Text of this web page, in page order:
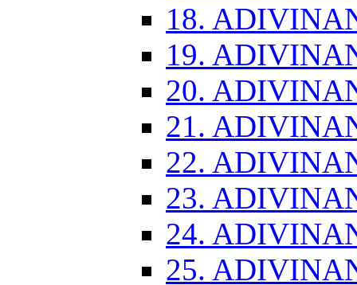
18.
19.
20.
21.
22.
23.
24.
25.